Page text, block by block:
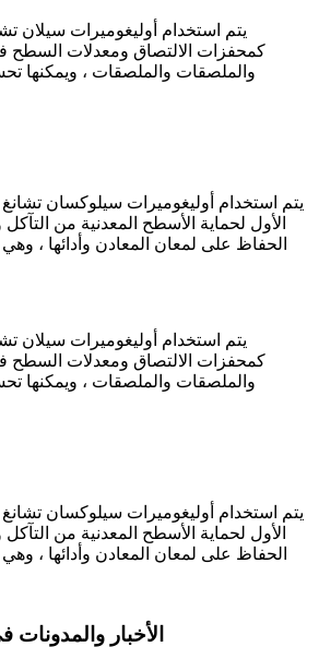
يتم استخدام أوليغوميرات سيلان
كمحفزات الالتصاق ومعدلات السطح
والملصقات والملصقات ، ويمكنها
يتم استخدام أوليغوميرات سيلوكسان
الأول لحماية الأسطح المعدنية من التآكل
الحفاظ على لمعان المعادن وأدائها ،
يتم استخدام أوليغوميرات سيلان
كمحفزات الالتصاق ومعدلات السطح
والملصقات والملصقات ، ويمكنها
يتم استخدام أوليغوميرات سيلوكسان
الأول لحماية الأسطح المعدنية من التآكل
الحفاظ على لمعان المعادن وأدائها ،
الأخبار